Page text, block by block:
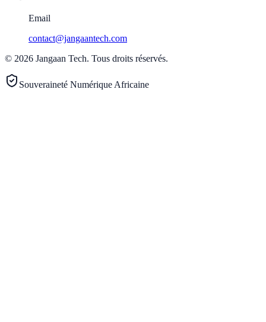
Email
contact@jangaantech.com
© 2026 Jangaan Tech. Tous droits réservés.
Souveraineté Numérique Africaine